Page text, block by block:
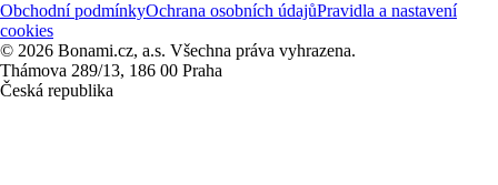
Obchodní podmínkyOchrana osobních údajůPravidla a nastavení
cookies
© 2026 Bonami.cz, a.s. Všechna práva vyhrazena.
Thámova 289/13, 186 00 Praha
Česká republika